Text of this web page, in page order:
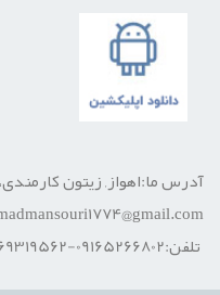
آدرس ما:اهواز, زیتون
تلفن:09165266802-09169319562